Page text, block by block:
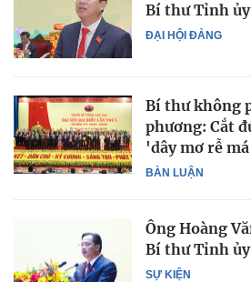
ĐẠI HỘI ĐẢNG
Bí thư Tỉnh ủy
BÀN LUẬN
Bí thư không
phương: Cắt
'dây mơ rễ
SỰ KIỆN
Ông Hoàng
Bí thư Tỉnh ủy